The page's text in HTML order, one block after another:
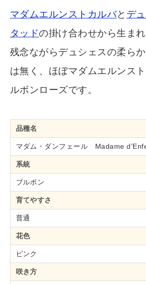
マダムエルンストカルバと デ
タッドの掛け合わせから生まれ
残念ながらデュシェスの柔ら
は無く、ほぼマダムエルンス
ルボンローズです。
品種名
マダム・ダンフェール Madame
系統
ブルボン
育てやすさ
普通
花色
ピンク
咲き方